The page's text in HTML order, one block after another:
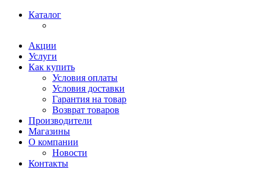
Каталог
Акции
Услуги
Как купить
Условия оплаты
Условия доставки
Гарантия на товар
Возврат товаров
Производители
Магазины
О компании
Новости
Контакты